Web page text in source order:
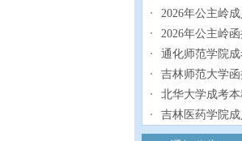
2026年公主岭
2026年公主岭
通化师范学院
吉林师范大学
北华大学成考
吉林医药学院
长春市成人学历